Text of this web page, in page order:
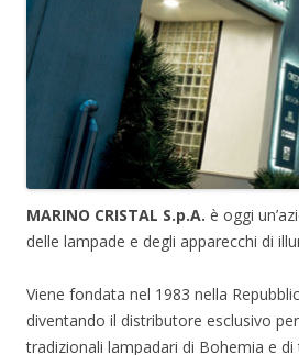
MARINO CRISTAL S.p.A. è oggi
delle lampade e degli apparecchi di
Viene fondata nel 1983 nella
diventando il distributore esclusivo
tradizionali lampadari di Bohemia e